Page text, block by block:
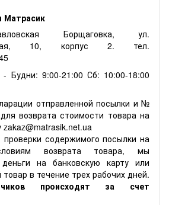
Матрасик
Борщаговка, ул.
10, корпус 2. тел.
Будни: 9:00-21:00 Сб: 10:00-18:00
отправленной посылки и №
возврата стоимости товара на
проверки содержимого посылки на
возврата товара, мы
на банковскую карту или
в течение трех рабочих дней.
происходят за счет